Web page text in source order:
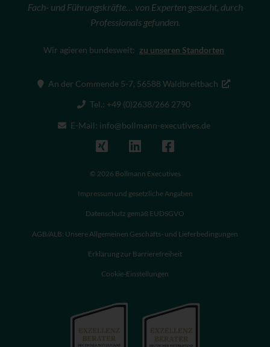
Fach- und Führungskräfte… von Experten gesucht, durch
Professionals gefunden.
Wir agieren bundesweit: zu unseren Standorten
An der Commende 5-7, 56588 Waldbreitbach
Tel.: +49 (0)2638/266 2790
E-Mail: info@bollmann-executives.de
© 2026 Bollmann Executives
Impressum und gesetzliche Angaben
Datenschutz gemäß EUDSGVO
AGB/ALB: Unsere Allgemeinen Geschäfts- und Lieferbedingungen
Erklärung zur Barrierefreiheit
Cookie-Einstellungen